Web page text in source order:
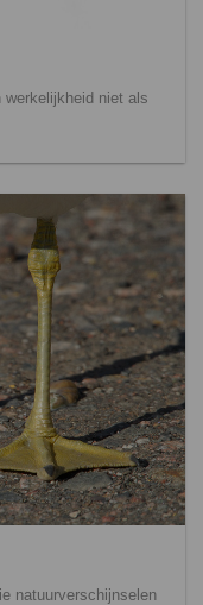
niet als
natuurverschijnselen